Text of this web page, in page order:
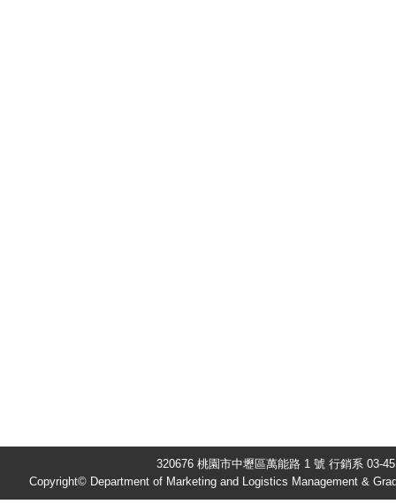
320676 桃園市中壢區萬能路 1 號 行銷系 03-
Copyright© Department of Marketing and Logistics Management &